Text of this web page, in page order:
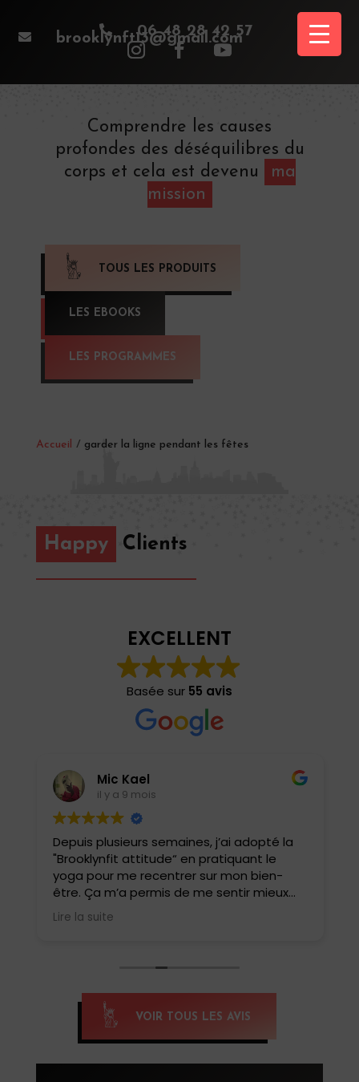
 06 48 28 42 57
 brooklynft13@gmail.com
Comprendre les causes
profondes des déséquilibres du
corps et cela est devenu
ma
mission
TOUS LES PRODUITS
LES EBOOKS
LES PROGRAMMES
Accueil / garder la ligne pendant les fêtes
Happy Clients
EXCELLENT
Basée sur 55 avis
Mic Kael
il y a 9 mois
Depuis plusieurs semaines, j’ai adopté la
"Brooklynfit attitude“ en pratiquant le
yoga pour me recentrer sur mon bien-
être. Ça m’a permis de me sentir mieux
dans ma tête et mon corps. J’ai
également pu tester le yoga HIIT, une
tellement de bien . Un yoga pas comme
les autres.
Si tu veux te reconnecter et te renforcer,
c’est yoga HIIT qu’il faut pratiquer, merci
Anissa pour cette belle découverte,
Lire la suite
VOIR TOUS LES AVIS